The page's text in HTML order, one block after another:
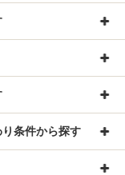
条件から探す